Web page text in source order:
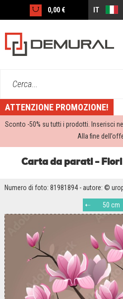
0,00 € IT
Cerca...
ATTENZIONE PROMOZIONE!
Sconto -50% su tutti i prodotti. Inserisci
Alla fine
Carta da parati -
Numero di foto: 81981894 - autore: ©
50 cm